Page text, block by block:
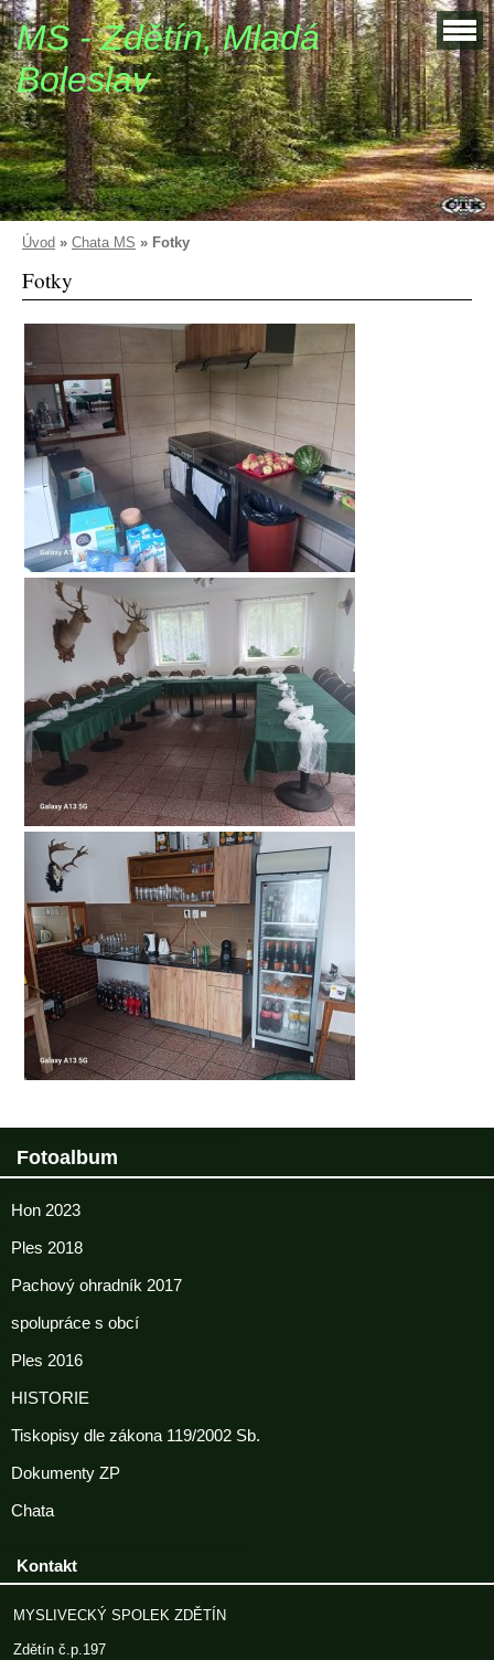
MS - Zdětín, Mladá
Boleslav
Úvod » Chata MS » Fotky
Fotky
Fotoalbum
Hon 2023
Ples 2018
Pachový ohradník 2017
spolupráce s obcí
Ples 2016
HISTORIE
Tiskopisy dle zákona 119/2002 Sb.
Dokumenty ZP
Chata
Kontakt
MYSLIVECKÝ SPOLEK ZDĚTÍN
Zdětín č.p.197